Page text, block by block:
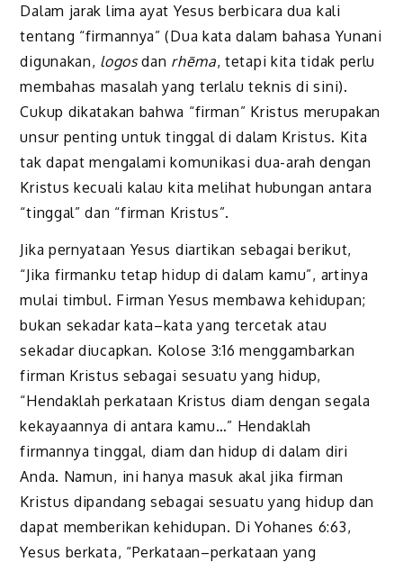
Dalam jarak lima ayat Yesus berbicara dua kali
tentang “firmannya” (Dua kata dalam bahasa Yunani
digunakan, logosdan rhēma, tetapi kita tidak perlu
membahas masalah yang terlalu teknis di sini).
Cukup dikatakan bahwa “firman” Kristus merupakan
unsur penting untuk tinggal di dalam Kristus. Kita
tak dapat mengalami komunikasi dua-arah dengan
Kristus kecuali kalau kita melihat hubungan antara
“tinggal” dan “firman Kristus”.
Jika pernyataan Yesus diartikan sebagai berikut,
“Jika firmanku tetap hidup di dalam kamu”, artinya
mulai timbul. Firman Yesus membawa kehidupan;
bukan sekadar kata–kata yang tercetak atau
sekadar diucapkan. Kolose 3:16 menggambarkan
firman Kristus sebagai sesuatu yang hidup,
“Hendaklah perkataan Kristus diam dengan segala
kekayaannya di antara kamu…” Hendaklah
firmannya tinggal, diam dan hidup di dalam diri
Anda. Namun, ini hanya masuk akal jika firman
Kristus dipandang sebagai sesuatu yang hidup dan
dapat memberikan kehidupan. Di Yohanes 6:63,
Yesus berkata, “Perkataan–perkataan yang